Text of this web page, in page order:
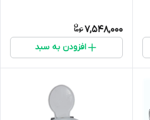
7,548,000
افزودن به سبد